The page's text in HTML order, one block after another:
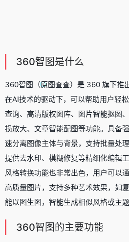
360智图是什么
360智图（原图查查）是 360 旗下推
在AI技术的驱动下，可以帮助用户轻
查询、高清版权图库、图片智能抠图、
损放大、文章智能配图等功能。具备
速分离图像主体与背景，支持批量处
提供去水印、模糊修复等精细化编辑
风格转换功能也非常出色，用户可以
高质量图片，支持多种艺术效果，如
能以图生图，智能生成相似风格或主题
360智图的主要功能